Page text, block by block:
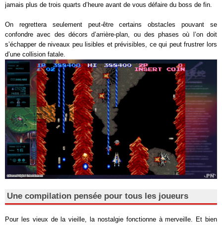
jamais plus de trois quarts d’heure avant de vous défaire du boss de fin.
On regrettera seulement peut-être certains obstacles pouvant se
confondre avec des décors d’arrière-plan, ou des phases où l’on doit
s’échapper de niveaux peu lisibles et prévisibles, ce qui peut frustrer lors
d’une collision fatale.
Une compilation pensée pour tous les joueurs
Pour les vieux de la vieille, la nostalgie fonctionne à merveille. Et bien